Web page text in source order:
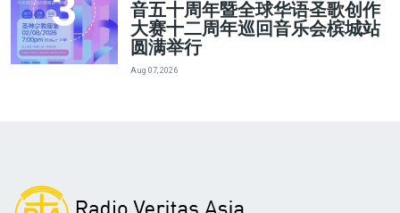
音五十周年暨全球华语圣歌创作
大赛十二周年巡回音乐会槟城站
圆满举行
Aug 07, 2026